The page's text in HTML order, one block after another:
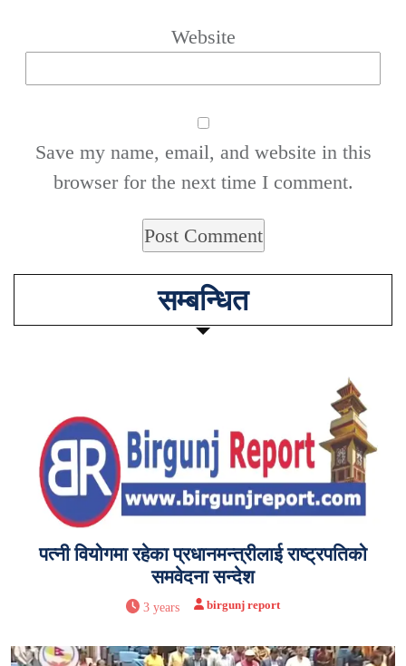
Website
Save my name, email, and website in this
browser for the next time I comment.
सम्बन्धित
पत्नी वियोगमा रहेका प्रधानमन्त्रीलाई राष्ट्रपतिको
समवेदना सन्देश
3 years birgunj report